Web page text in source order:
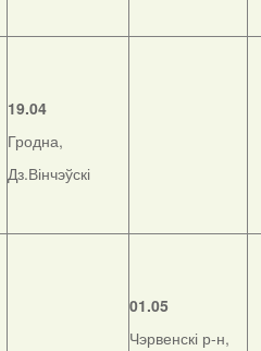
19.04
Гродна,
Дз.Вінчэўскі
01.05
Чэрвенскі р-н,